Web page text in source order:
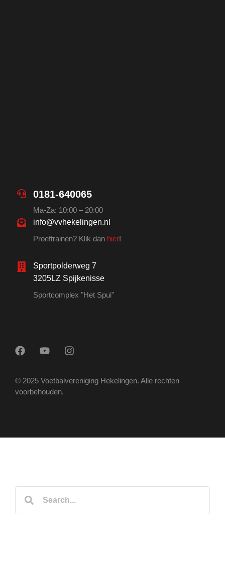
0181-640065
Ma-Za: 10:00 – 20:00
info@vvhekelingen.nl
Proeftrainen? Klik dan hier!
Sportpolderweg 7
3205LZ Spijkenisse
Sportcomplex "Het Spui"
© 2025 Voetbalvereniging Hekelingen. Alle rechten
voorbehouden.